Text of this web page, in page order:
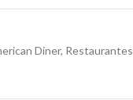
Diner, Restaurantes